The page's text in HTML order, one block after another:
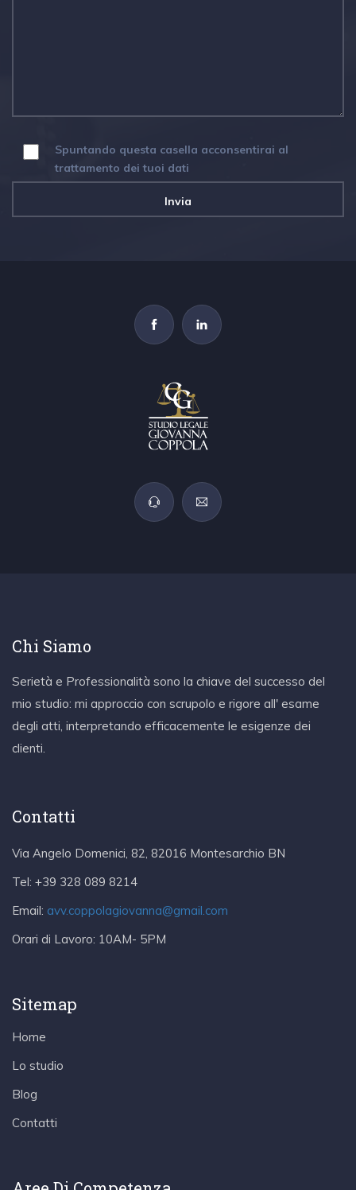
Spuntando questa casella acconsentirai al
trattamento dei tuoi dati
Chi Siamo
Serietà e Professionalità sono la chiave del successo del
mio studio: mi approccio con scrupolo e rigore all' esame
degli atti, interpretando efficacemente le esigenze dei
clienti.
Contatti
Via Angelo Domenici, 82, 82016 Montesarchio BN
Tel: +39 328 089 8214
Email: avv.coppolagiovanna@gmail.com
Orari di Lavoro: 10AM- 5PM
Sitemap
Home
Lo studio
Blog
Contatti